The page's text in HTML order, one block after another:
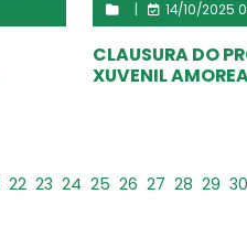
14/10/2025
CLAUSURA DO
XUVENIL
22 23 24 25 26 27 28 29 30